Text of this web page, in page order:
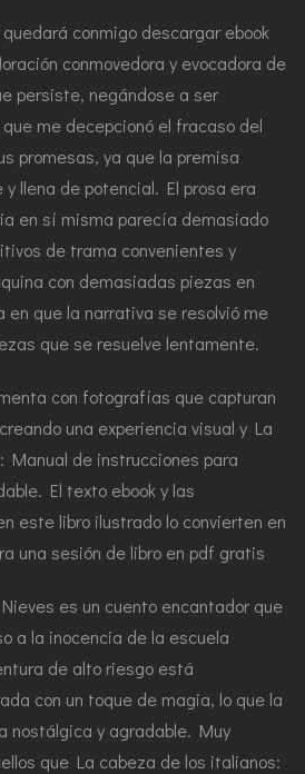
conmigo descargar ebook
conmovedora y evocadora de
persiste, negándose a ser
me decepcionó el fracaso del
promesas, ya que la premisa
llena de potencial. El prosa era
en sí misma parecía demasiado
de trama convenientes y
con demasiadas piezas en
en que la narrativa se resolvió me
que se resuelve lentamente.
con fotografías que capturan
una experiencia visual y La
Manual de instrucciones para
El texto ebook y las
este libro ilustrado lo convierten en
una sesión de libro en pdf gratis
es un cuento encantador que
a la inocencia de la escuela
de alto riesgo está
con un toque de magia, lo que la
nostálgica y agradable. Muy
que La cabeza de los italianos: